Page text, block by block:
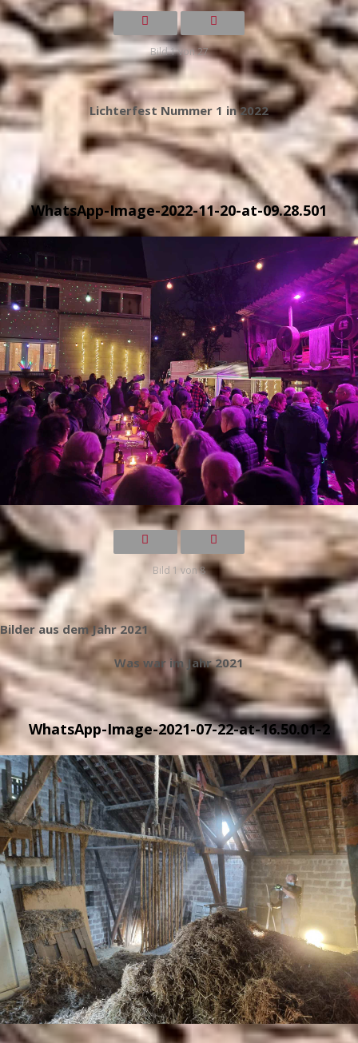
Bild 1 von 27
Lichterfest Nummer 1 in 2022
WhatsApp-Image-2022-11-20-at-09.28.501
Bild 1 von 8
Bilder aus dem Jahr 2021
Was war im Jahr 2021
WhatsApp-Image-2021-07-22-at-16.50.01-2